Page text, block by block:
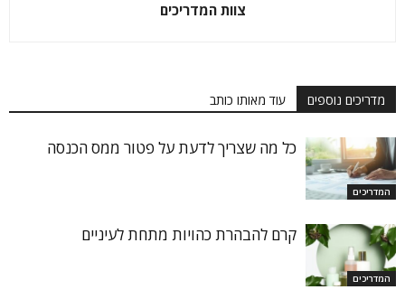
צוות המדריכים
מדריכים נוספים עוד מאותו כותב
המדריכים
כל מה שצריך לדעת על פטור ממס הכנסה
המדריכים
קרם להבהרת כהויות מתחת לעיניים